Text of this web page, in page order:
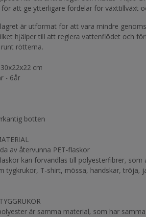
att ge ytterligare fördelar för växttillväxt
är utformat för att vara mindre
hjälper till att reglera vattenflödet och
rötterna.
cm
- 6år
botten
av återvunna PET-flaskor
kan förvandlas till polyesterfibrer, som
tygkrukor, T-shirt, mössa, handskar, tröja,
är samma material, som har